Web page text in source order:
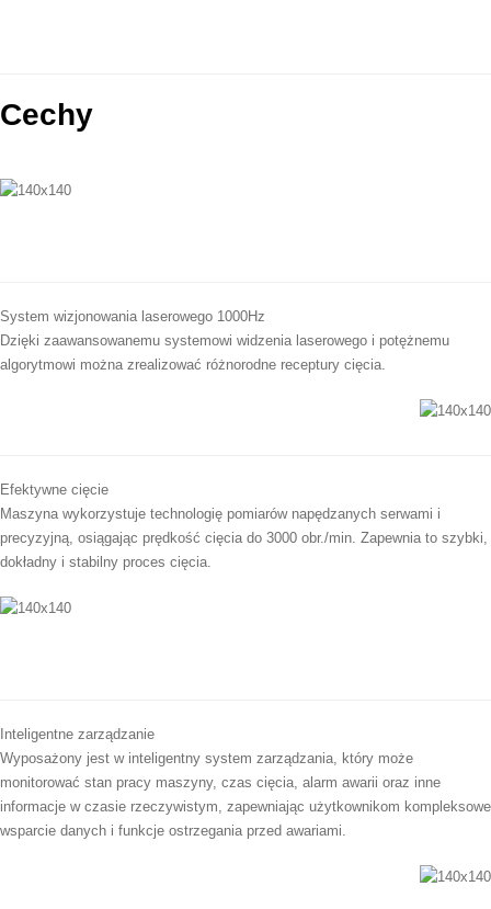
Cechy
System wizjonowania laserowego 1000Hz
Dzięki zaawansowanemu systemowi widzenia laserowego i potężnemu
algorytmowi można zrealizować różnorodne receptury cięcia.
Efektywne cięcie
Maszyna wykorzystuje technologię pomiarów napędzanych serwami i
precyzyjną, osiągając prędkość cięcia do 3000 obr./min. Zapewnia to szybki,
dokładny i stabilny proces cięcia.
Inteligentne zarządzanie
Wyposażony jest w inteligentny system zarządzania, który może
monitorować stan pracy maszyny, czas cięcia, alarm awarii oraz inne
informacje w czasie rzeczywistym, zapewniając użytkownikom kompleksowe
wsparcie danych i funkcje ostrzegania przed awariami.